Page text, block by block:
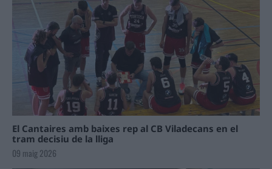
El Cantaires amb baixes rep al CB Viladecans en el
tram decisiu de la lliga
09 maig 2026